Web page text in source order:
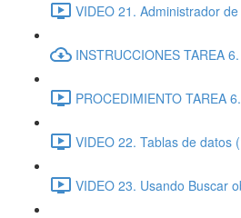
VIDEO 21. Administrador
INSTRUCCIONES TAREA
PROCEDIMIENTO TAREA
VIDEO 22. Tablas de datos
VIDEO 23. Usando Buscar